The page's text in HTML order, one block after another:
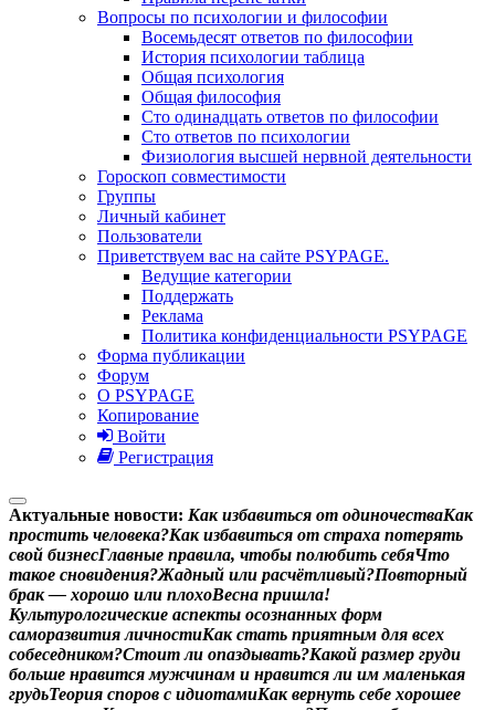
Вопросы по психологии и философии
Восемьдесят ответов по философии
История психологии таблица
Общая психология
Общая философия
Сто одинадцать ответов по философии
Сто ответов по психологии
Физиология высшей нервной деятельности
Гороскоп совместимости
Группы
Личный кабинет
Пользователи
Приветствуем вас на сайте PSYPAGE.
Ведущие категории
Поддержать
Реклама
Политика конфиденциальности PSYPAGE
Форма публикации
Форум
О PSYPAGE
Копирование
Войти
Регистрация
Актуальные новости: Как избавиться от одиночестваКак
простить человека?Как избавиться от страха потерять
свой бизнесГлавные правила, чтобы полюбить себяЧто
такое сновидения?Жадный или расчётливый?Повторный
брак — хорошо или плохоВесна пришла!
Культурологические аспекты осознанных форм
саморазвития личностиКак стать приятным для всех
собеседником?Стоит ли опаздывать?Какой размер груди
больше нравится мужчинам и нравится ли им маленькая
грудьТеория споров с идиотамиКак вернуть себе хорошее